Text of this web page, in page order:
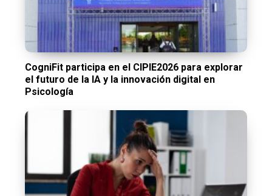
CogniFit participa en el CIPIE2026 para explorar
el futuro de la IA y la innovación digital en
Psicología